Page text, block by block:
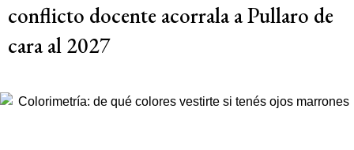
conflicto docente acorrala a Pullaro de
cara al 2027